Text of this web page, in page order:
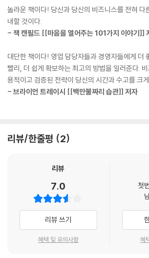
구’가 되고, 그들에게 자랑하려고 맛있는 음식 사진
요’를 눌러주면 기뻐하고, 몇 시간을 뒤져 알지도 못
물건을 샀다고 좋아합니다. 하지만 실직했을 때, 당
도와줄까요? p.23~24
세일즈가 당신 업무의 대부분을 차지한다면 8시간
을 투자해야 한다. 네트워킹은 궁극적으로 당신의
우리가 배운 것 중 가장 중요한 교훈 중 하나는 강력
신이 그들을 얼마나 잘 알고 그들이 당신을 얼마나
p.97~98
가족은 우리에게 최고의 팬이다. 그런데 왜 가장 큰
크에 이용하지 않는가? p.111
를 구축하고, 이벤트회사 더무브가 엡손 신제품 홍
등 성공 사례들이 속속 나타나고 있다.
이 모두가 리퍼럴(referral), 즉 비즈니스 소개로
‘기버스 게인(Givers gain)’,
주는 자가 얻는다!
한 결과, 과학적인 네트워크 전략을 만들어냈다.
그는 서로 윈윈하기 위해 설립된 수많은 단체들이
얻기 위해서는 ‘기버스 게인’이라는 철학으로 상대
서 신뢰와 협력의 관계를 구축해야 함을 강조한다.
이 책의 원제는 ‘The 29% Solution(29% 솔루션
구와도 연결될 수 있는, 성공적인 ‘관계’를 만드는
효과적인 네트워킹 능력을 발휘하여 꿈의 고객과
며, 새로운 비즈니스 기회를 만들어낸다. 나머지
킹의 중요성은 알고 있지만, 구체적으로 어떻게 해
놀라운 책이다! 당신과 당신의 비즈니스를 전혀 다
내할 것이다.
- 잭 캔필드 [[마음을 열어주는 101가지 이야기]]
대단한 책이다! 영업 담당자들과 경영자들에게 더
빨리, 더 쉽게 확보하는 최고의 방법을 일러준다.
용적이고 검증된 전략이 당신의 시간과 수고를 크
- 브라이언 트레이시 [[백만불짜리 습관]] 저자
리뷰/한줄평 2
리뷰
7.0
리뷰 쓰기
혜택 및 유의사항
첫
혜